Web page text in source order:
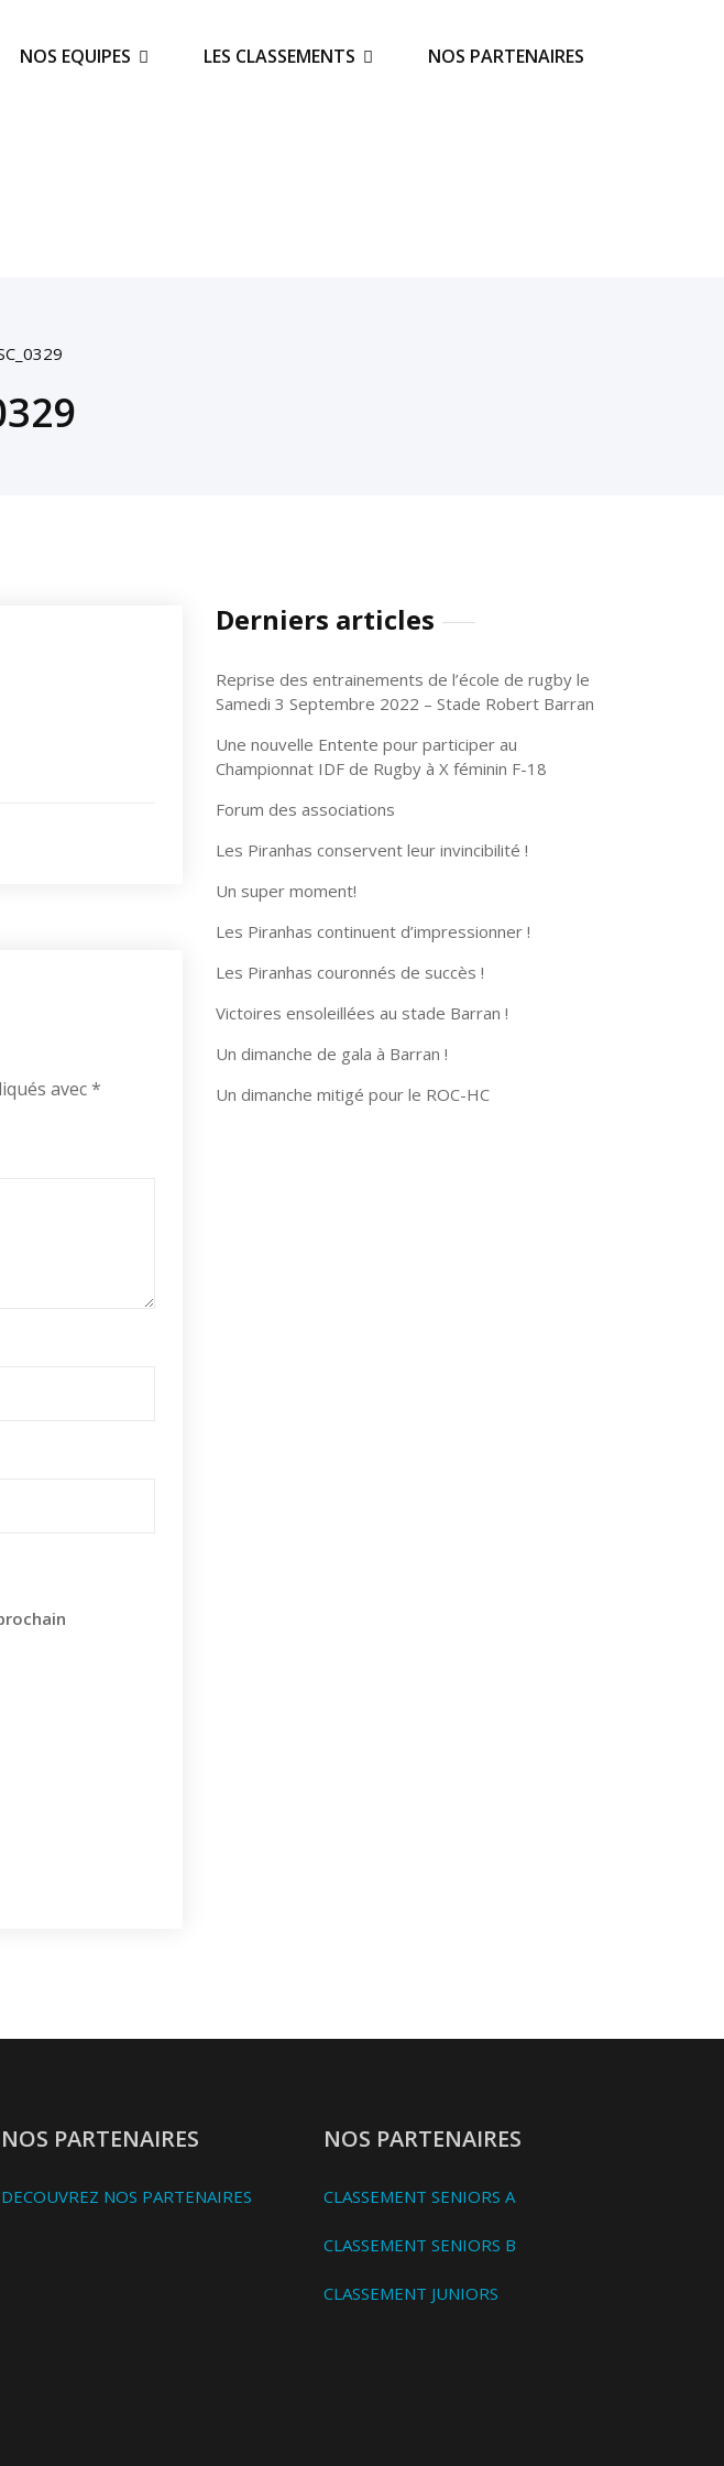
NOS EQUIPES LES CLASSEMENTS NOS PARTENAIRES
avec*
Derniers articles
Reprise des entrainements de l’école de rugby le
Samedi 3 Septembre 2022 – Stade Robert Barran
Une nouvelle Entente pour participer au
Championnat IDF de Rugby à X féminin F-18
Forum des associations
Les Piranhas conservent leur invincibilité !
Un super moment!
Les Piranhas continuent d’impressionner !
Les Piranhas couronnés de succès !
Victoires ensoleillées au stade Barran !
Un dimanche de gala à Barran !
Un dimanche mitigé pour le ROC-HC
NOS PARTENAIRES
DECOUVREZ NOS PARTENAIRES
NOS PARTENAIRES
CLASSEMENT SENIORS A
CLASSEMENT SENIORS B
CLASSEMENT JUNIORS